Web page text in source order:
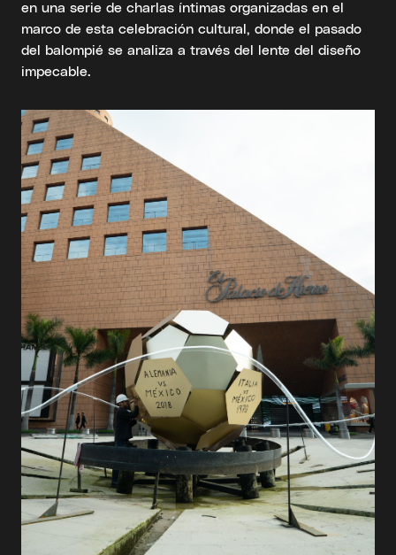
en una serie de charlas íntimas organizadas en el
marco de esta celebración cultural, donde el pasado
del balompié se analiza a través del lente del diseño
impecable.